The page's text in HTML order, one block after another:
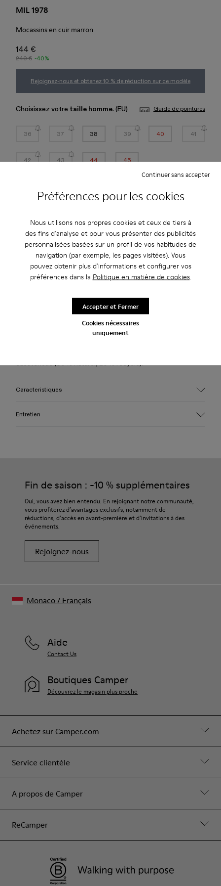
Préférences pour les cookies
Nous utilisons nos propres cookies et ceux de tiers à
des fins d'analyse et pour vous présenter des publicités
personnalisées basées sur un profil de vos habitudes de
navigation (par exemple, les pages visitées). Vous
pouvez obtenir plus d'informations et configurer vos
préférences dans la Politique en matière de cookies.
Cookies nécessaires
uniquement
Continuer sans accepter
Accepter et Fermer
MIL 1978
Mocassins en cuir marron
144 €
240 € -40%
Rejoignez-nous et obtenez 10 % de réduction sur ce modèle
Choisissez votre taille homme. (EU) Guide de pointures
36 37 38 39 40 41
42 43 44 45
Livraison standard gratuite pour les achats de plus de 45€
Livraison standard gratuite pour les achats de plus de 45€
Mocassins en cuir marron avec une semelle intérieure
caoutchouc (30 % naturel, 20 % recyclé).
Caracteristiques
Semelle intérieure OrthoLite® Recycled™
73 % cuir, 27 % textile (45 % polyester recyclé - 35 % coton
recyclé - 20 % viscose)
Entretien
durabilité accrue de vos chaussures.
Pour obtenir des instructions détaillées sur l’entretien de
votre paire de chaussures, consultez notreguide d’entretien
Fin de saison : -10 % supplémentaires
Oui, vous avez bien entendu. En rejoignant notre communauté,
vous profiterez d’avantages exclusifs, notamment de
réductions, d’accès en avant-première et d’invitations à des
événements.
Rejoignez-nous
Achetez sur Camper.com
Service clientèle
A propos de Camper
ReCamper
Aide
Contact Us
Boutiques Camper
Découvrez le magasin plus proche
Monaco/ Français